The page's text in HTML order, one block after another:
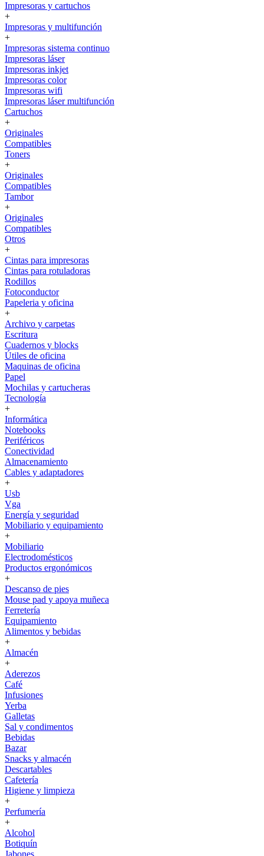
Impresoras y cartuchos
+
Impresoras y multifunción
+
Impresoras sistema continuo
Impresoras láser
Impresoras inkjet
Impresoras color
Impresoras wifi
Impresoras láser multifunción
Cartuchos
+
Originales
Compatibles
Toners
+
Originales
Compatibles
Tambor
+
Originales
Compatibles
Otros
+
Cintas para impresoras
Cintas para rotuladoras
Rodillos
Fotoconductor
Papeleria y oficina
+
Archivo y carpetas
Escritura
Cuadernos y blocks
Útiles de oficina
Maquinas de oficina
Papel
Mochilas y cartucheras
Tecnología
+
Informática
Notebooks
Periféricos
Conectividad
Almacenamiento
Cables y adaptadores
+
Usb
Vga
Energía y seguridad
Mobiliario y equipamiento
+
Mobiliario
Electrodomésticos
Productos ergonómicos
+
Descanso de pies
Mouse pad y apoya muñeca
Ferretería
Equipamiento
Alimentos y bebidas
+
Almacén
+
Aderezos
Café
Infusiones
Yerba
Galletas
Sal y condimentos
Bebidas
Bazar
Snacks y almacén
Descartables
Cafetería
Higiene y limpieza
+
Perfumería
+
Alcohol
Botiquín
Jabones